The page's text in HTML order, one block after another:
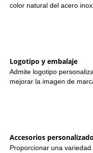
color natural del acero
Logotipo y embalaje
Admite logotipo
mejorar la imagen de
Accesorios
Proporcionar una